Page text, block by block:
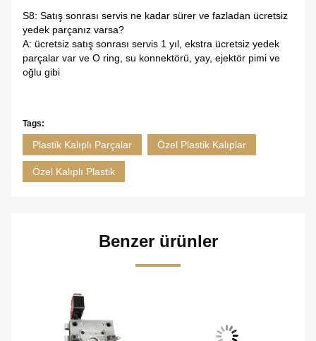
S8: Satış sonrası servis ne kadar sürer ve fazladan ücretsiz
yedek parçanız varsa?
A: ücretsiz satış sonrası servis 1 yıl, ekstra ücretsiz yedek
parçalar var ve O ring, su konnektörü, yay, ejektör pimi ve
oğlu gibi
Tags:
Plastik Kalıplı Parçalar Özel Plastik Kalıplar
Özel Kalıplı Plastik
Benzer ürünler